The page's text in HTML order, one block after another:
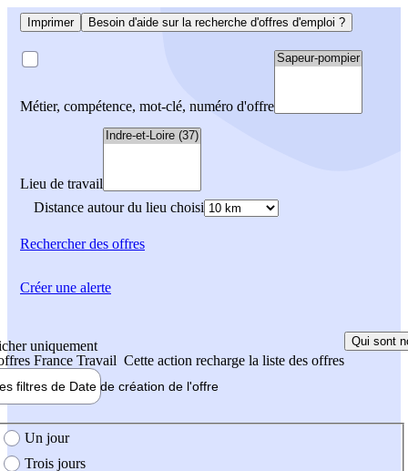
Imprimer Besoin d'aide sur la recherche d'offres d'emploi ?
Métier, compétence, mot-clé, numéro d'offre
Lieu de travail
Distance autour du lieu choisi
Rechercherdes offres
uniquement
France Travail Cette action recharge la liste des offres
Qui sont
filtres de Date de création de l'offre
création de l'offre
Un jour
Trois jours
Créer une alerte